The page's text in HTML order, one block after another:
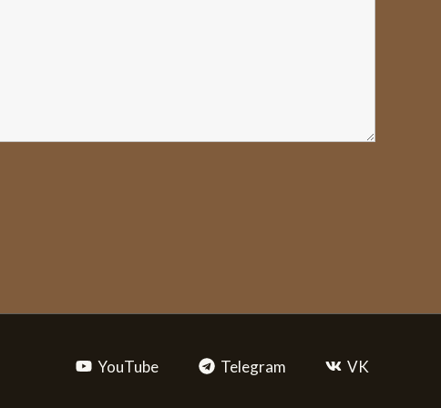
YouTube Telegram VK